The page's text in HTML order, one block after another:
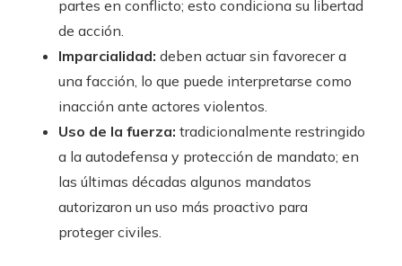
partes en conflicto; esto condiciona su libertad
de acción.
Imparcialidad: deben actuar sin favorecer a
una facción, lo que puede interpretarse como
inacción ante actores violentos.
Uso de la fuerza: tradicionalmente restringido
a la autodefensa y protección de mandato; en
las últimas décadas algunos mandatos
autorizaron un uso más proactivo para
proteger civiles.